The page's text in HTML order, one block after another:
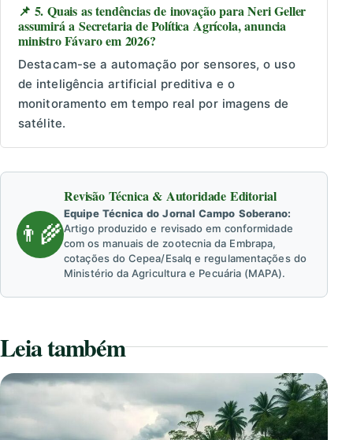
📌 5. Quais as tendências de inovação para Neri Geller
assumirá a Secretaria de Política Agrícola, anuncia
ministro Fávaro em 2026?
Destacam-se a automação por sensores, o uso
de inteligência artificial preditiva e o
monitoramento em tempo real por imagens de
satélite.
👨‍🌾
Revisão Técnica & Autoridade Editorial
Equipe Técnica do Jornal Campo Soberano:
Artigo produzido e revisado em conformidade
com os manuais de zootecnia da Embrapa,
cotações do Cepea/Esalq e regulamentações do
Ministério da Agricultura e Pecuária (MAPA).
Leia também